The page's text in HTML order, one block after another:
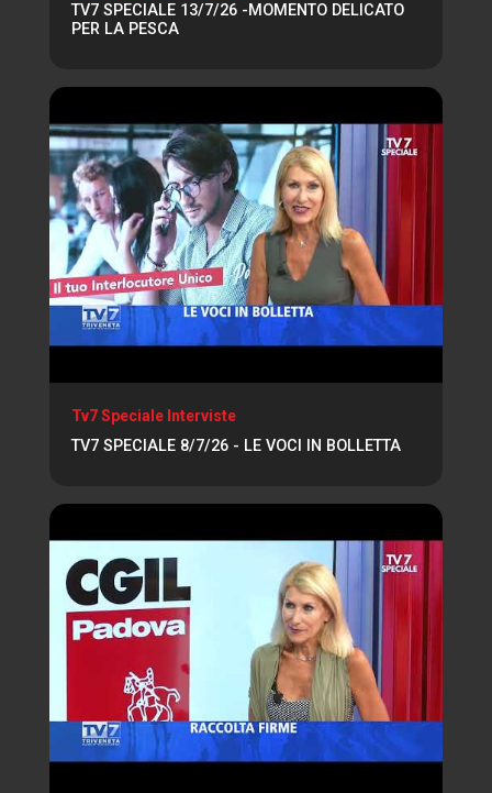
TV7 SPECIALE 13/7/26 -MOMENTO DELICATO
PER LA PESCA
Tv7 Speciale Interviste
TV7 SPECIALE 8/7/26 - LE VOCI IN BOLLETTA